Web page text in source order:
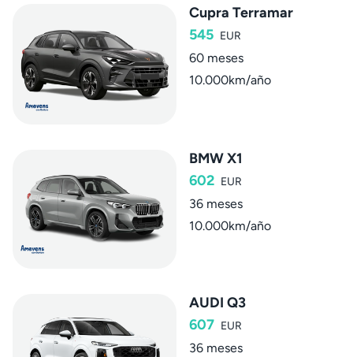
Cupra Terramar
545 EUR
60 meses
10.000km/año
BMW X1
602 EUR
36 meses
10.000km/año
AUDI Q3
607 EUR
36 meses